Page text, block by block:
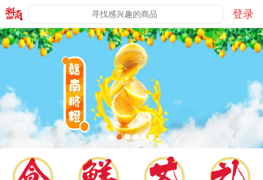
登录